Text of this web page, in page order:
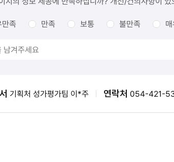
만족 만족 보통 불만족
기획처 성가평가팀 이*주 연락처 054-421-